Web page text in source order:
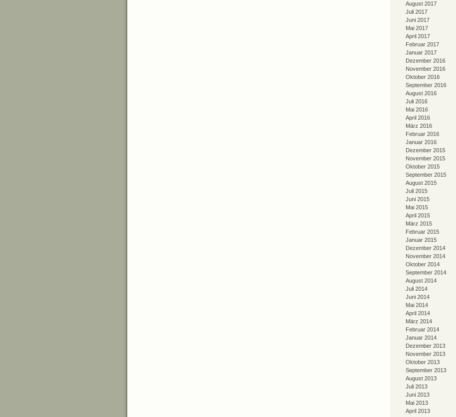
August 2017
Juli 2017
Juni 2017
Mai 2017
April 2017
Februar 2017
Januar 2017
Dezember 2016
November 2016
Oktober 2016
September 2016
August 2016
Juli 2016
Mai 2016
April 2016
März 2016
Februar 2016
Januar 2016
Dezember 2015
November 2015
Oktober 2015
September 2015
August 2015
Juli 2015
Juni 2015
Mai 2015
April 2015
März 2015
Februar 2015
Januar 2015
Dezember 2014
November 2014
Oktober 2014
September 2014
August 2014
Juli 2014
Juni 2014
Mai 2014
April 2014
März 2014
Februar 2014
Januar 2014
Dezember 2013
November 2013
Oktober 2013
September 2013
August 2013
Juli 2013
Juni 2013
Mai 2013
April 2013